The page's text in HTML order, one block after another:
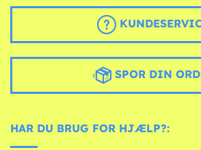
SPOR DIN
HAR DU BRUG FOR HJÆLP?: